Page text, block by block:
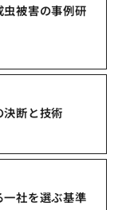
被害の事例研
断と技術
社を選ぶ基準